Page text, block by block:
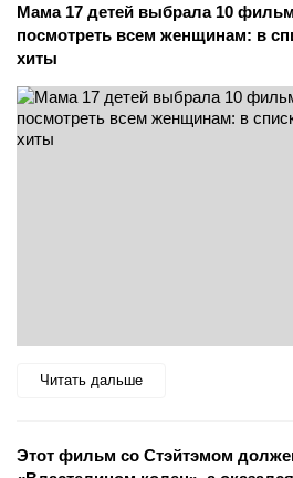
Мама 17 детей выбрала 10
посмотреть всем женщинам: в
хиты
Читать дальше
Этот фильм со Стэйтэмом